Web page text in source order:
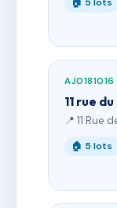
AJ0181016
11 rue
📍 11 Rue
🏠 5 lots